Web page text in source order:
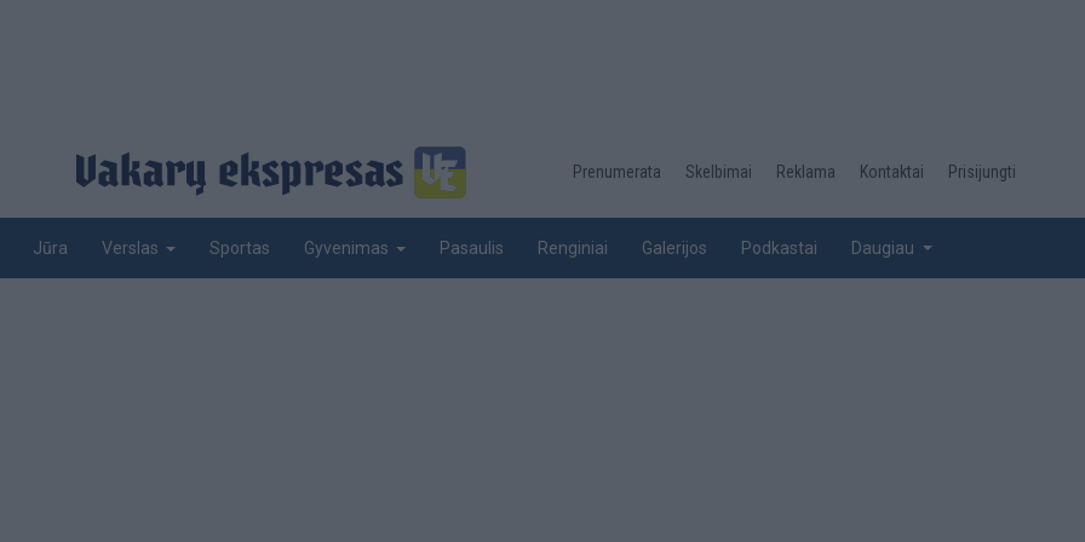
Desktop
top
Prenumerata Skelbimai Reklama Kontaktai Prisijungti
Jūra Verslas Sportas Gyvenimas Pasaulis Renginiai Galerijos Podkastai Daugiau